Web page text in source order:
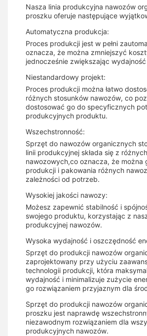
Nasza linia produkcyjna nawozów
proszku oferuje następujące
Automatyczna produkcja:
Proces produkcji jest w pełni
oznacza, że można zmniejszyć
jednocześnie zwiększając
Niestandardowy projekt:
Proces produkcji można łatwo
różnych stosunków nawozów, co
dostosować go do specyficznych
produkcyjnych produktu.
Wszechstronność:
Sprzęt do nawozów organicznych
linii produkcyjnej składa się z
nawozowych,co oznacza, że można
produkcji i pakowania różnych
zależności od potrzeb.
Wysokiej jakości nawozy:
Możesz zapewnić stabilność i
swojego produktu, korzystając z
produkcyjnej nawozów.
Wysoka wydajność i oszczędność
Sprzęt do produkcji nawozów
zaprojektowany przy użyciu
technologii produkcji, która
wydajność i minimalizuje zużycie
go rozwiązaniem przyjaznym dla
Sprzęt do produkcji nawozów
proszku jest naprawdę
niezawodnym rozwiązaniem dla
produkcyjnych nawozów.